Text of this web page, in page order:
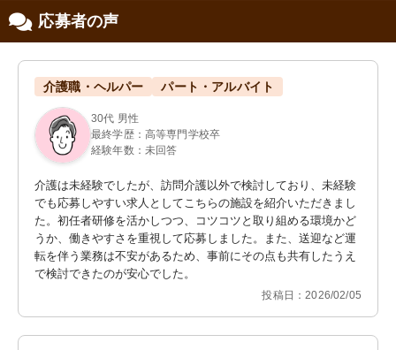
応募者の声
介護職・ヘルパー パート・アルバイト
30代 男性
最終学歴：高等専門学校卒
経験年数：未回答
介護は未経験でしたが、訪問介護以外で検討しており、未経験
でも応募しやすい求人としてこちらの施設を紹介いただきまし
た。初任者研修を活かしつつ、コツコツと取り組める環境かど
うか、働きやすさを重視して応募しました。また、送迎など運
転を伴う業務は不安があるため、事前にその点も共有したうえ
で検討できたのが安心でした。
投稿日：2026/02/05